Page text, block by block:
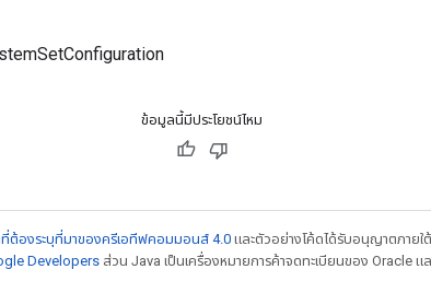
ข้อมูลนี้มีประโยชน์ไหม
ต้องระบุที่มาของครีเอทีฟคอมมอนส์ 4.0 และตัวอย่างโค้ดได้รับอนุญาตภายใต้
Developers ส่วน Java เป็นเครื่องหมายการค้าจดทะเบียนของ Oracle แ